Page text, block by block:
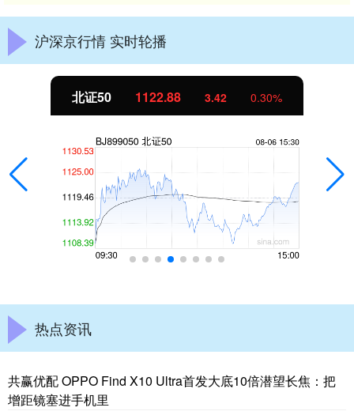
沪深京行情 实时轮播
北证50 1122.88 3.42 0.30%
热点资讯
共赢优配 OPPO Find X10 Ultra首发大底10倍潜望长焦：把
增距镜塞进手机里